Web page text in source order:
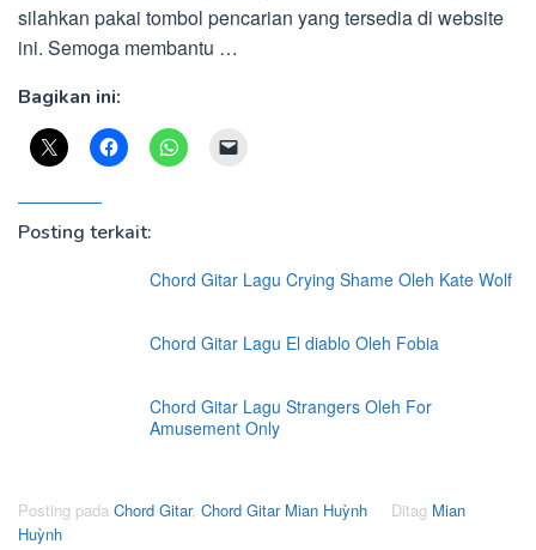
silahkan pakai tombol pencarian yang tersedia di website
ini. Semoga membantu …
Bagikan ini:
Posting terkait:
Chord Gitar Lagu Crying Shame Oleh Kate Wolf
Chord Gitar Lagu El diablo Oleh Fobia
Chord Gitar Lagu Strangers Oleh For
Amusement Only
Posting pada Chord Gitar, Chord Gitar Mian Huỳnh Ditag Mian
Huỳnh